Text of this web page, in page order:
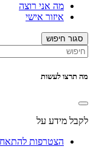
מה אני רוצה
איזור אישי
סגור חיפוש
מה תרצו לעשות
לקבל מידע על
הצטרפות